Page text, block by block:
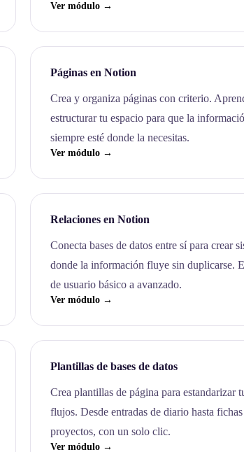
Ver módulo →
Páginas en Notion
Crea y organiza páginas con criterio.
estructurar tu espacio para que la
siempre esté donde la necesitas.
Ver módulo →
Relaciones en Notion
Conecta bases de datos entre sí para crear
donde la información fluye sin duplicarse.
de usuario básico a avanzado.
Ver módulo →
Plantillas de bases de datos
Crea plantillas de página para estandarizar
flujos. Desde entradas de diario hasta
proyectos, con un solo clic.
Ver módulo →